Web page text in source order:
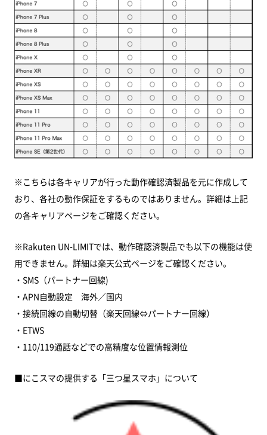
※こちらは各キャリアが行った動作確認済製品を元に作成して
おり、各社の動作保証をするものではありません。詳細は上記
の各キャリアページをご確認ください。
※Rakuten UN-LIMITでは、動作確認済製品でも以下の機能は使
用できません。詳細は楽天公式ページをご確認ください。
・SMS（パートナー回線)
・APN自動設定 海外／国内
・接続回線の自動切替（楽天回線⇔パートナー回線）
・ETWS
・110/119通話などでの高精度な位置情報測位
■にこスマの提供する「三つ星スマホ」について